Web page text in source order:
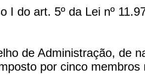
I do art. 5º da Lei nº
de Administração, de
por cinco